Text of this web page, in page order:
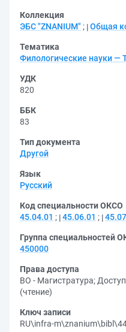
Коллекция
ЭБС "ZNANIUM" ; Общая
Тематика
Филологические науки —
УДК
820
ББК
83
Тип документа
Другой
Язык
Русский
Код специальности ОКСО
45.04.01 ; 45.06.01 ;
Группа специальностей
450000
Права доступа
ВО - Магистратура;
(чтение)
Ключ записи
RU\infra-